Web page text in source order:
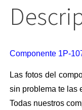
Componente 1P-
Las fotos del
sin problema te las
Todas nuestros